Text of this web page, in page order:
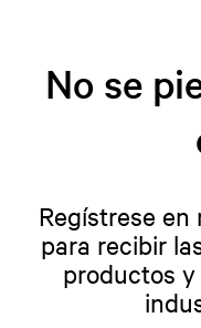
No se
Regístrese
para recibir
productos